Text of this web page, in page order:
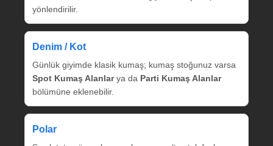
yönlendirilir.
Denim / Kot
Günlük giyimde klasik kumaş; kumaş stoğunuz varsa
Spot Kumaş Alanlarya da Parti Kumaş Alanlar
bölümüne eklenebilir.
Polar